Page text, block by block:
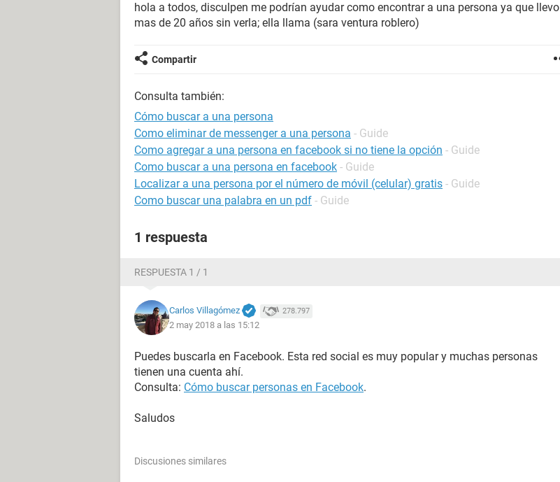
hola a todos, disculpen me podrían ayudar como encontrar a una persona ya que llevo
mas de 20 años sin verla; ella llama (sara ventura roblero)
Compartir
Consulta también:
Cómo buscar a una persona
Como eliminar de messenger a una persona - Guide
Como agregar a una persona en facebook si no tiene la opción - Guide
Como buscar a una persona en facebook - Guide
Localizar a una persona por el número de móvil (celular) gratis - Guide
Como buscar una palabra en un pdf - Guide
1 respuesta
RESPUESTA 1 / 1
Carlos Villagómez 278.797
2 may 2018 a las 15:12
Puedes buscarla en Facebook. Esta red social es muy popular y muchas personas
tienen una cuenta ahí.
Consulta: Cómo buscar personas en Facebook.
Saludos
Discusiones similares